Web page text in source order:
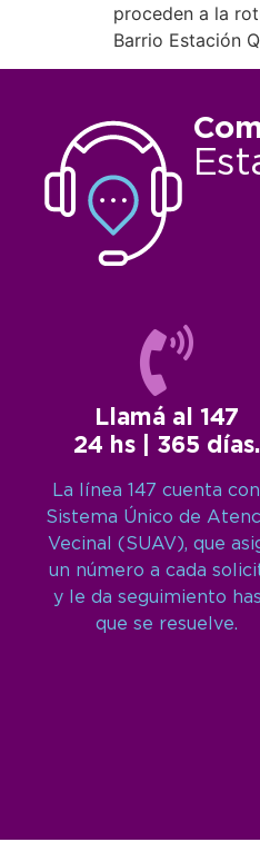
proceden a la
Barrio Estación
Llamá al 147
24 hs | 365 días.
La línea 147 cuenta con
Sistema Único de
Vecinal (SUAV), que
un número a cada
y le da seguimiento
que se resuelve.